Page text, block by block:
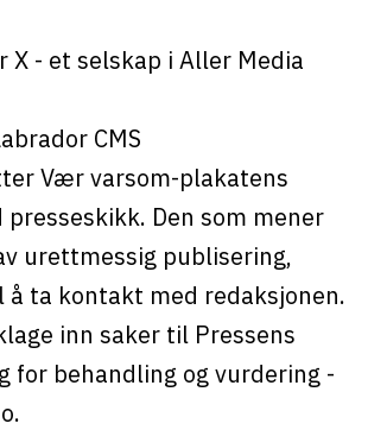
X- et selskap i Aller Media
CMS
Vær varsom-plakatens
presseskikk. Den som mener
urettmessig publisering,
ta kontakt med redaksjonen.
inn saker til Pressens
for behandling og vurdering -
.